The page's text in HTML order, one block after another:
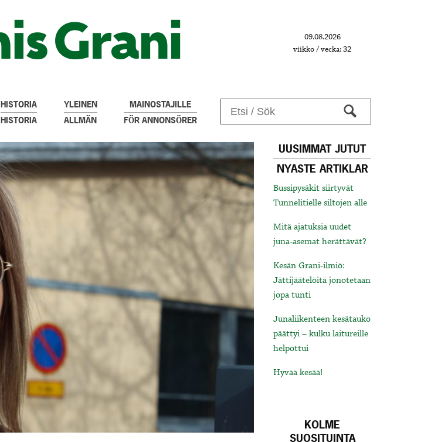
09.08.2026
viikko / vecka: 32
HISTORIA
HISTORIA
YLEINEN
ALLMÄN
MAINOSTAJILLE
FÖR ANNONSÖRER
UUSIMMAT JUTUT
NYASTE ARTIKLAR
Bussipysäkit siirtyvät
Tunnelitielle siltojen alle
Mitä ajatuksia uudet
juna-asemat herättävät?
Kesän Grani-ilmiö:
Jättijäätelöitä jonotetaan
jopa tunti
Junaliikenteen kesätauko
päättyi – kulku laitureille
helpottui
Hyvää kesää!
KOLME
SUOSITUINTA